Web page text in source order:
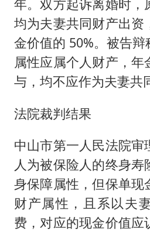
年。双方起诉离婚时，
均为夫妻共同财产出资
金价值的 50%。被告辩
属性应属个人财产，
与，均不应作为夫妻共
法院裁判结果
中山市第一人民法院审
人为被保险人的终身寿
身保障属性，但保单现
财产属性，且系以夫
费，对应的现金价值应